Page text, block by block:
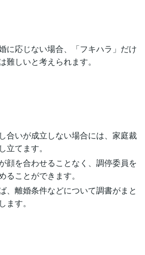
に応じない場合、「フキハラ」だけ
難しいと考えられます。
合いが成立しない場合には、家庭裁
立てます。
顔を合わせることなく、調停委員を
ることができます。
、離婚条件などについて調書がまと
す。